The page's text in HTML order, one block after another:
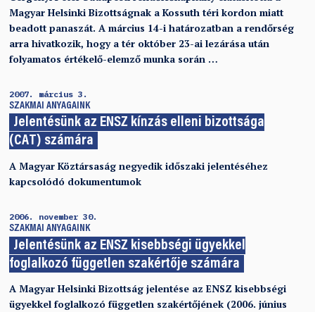
Magyar Helsinki Bizottságnak a Kossuth téri kordon miatt
beadott panaszát. A március 14-i határozatban a rendőrség
arra hivatkozik, hogy a tér október 23-ai lezárása után
folyamatos értékelő-elemző munka során …
2007. március 3.
SZAKMAI ANYAGAINK
Jelentésünk az ENSZ kínzás elleni bizottsága
(CAT) számára
A Magyar Köztársaság negyedik időszaki jelentéséhez
kapcsolódó dokumentumok
2006. november 30.
SZAKMAI ANYAGAINK
Jelentésünk az ENSZ kisebbségi ügyekkel
foglalkozó független szakértője számára
A Magyar Helsinki Bizottság jelentése az ENSZ kisebbségi
ügyekkel foglalkozó független szakértőjének (2006. június